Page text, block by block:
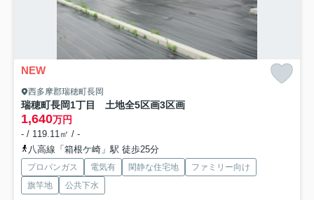
NEW
西多摩郡瑞穂町長岡
瑞穂町長岡1丁目 土地全5区画3区画
1,640万円
- / 119.11㎡ / -
八高線「箱根ケ崎」駅 徒歩25分
プロパンガス 電気有 閑静な住宅地
ファミリー向け
旗竿地
公共下水